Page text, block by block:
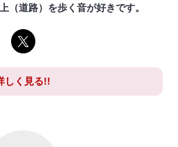
（道路）を歩く音が好きです。
しく見る!!